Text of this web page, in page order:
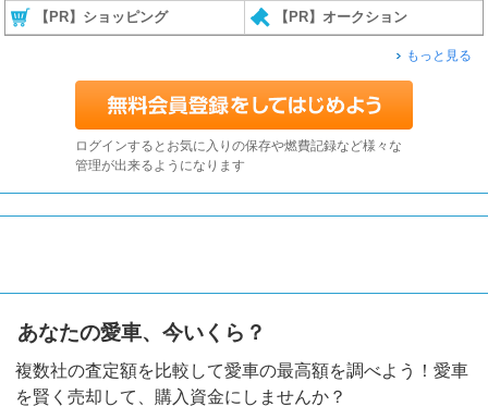
【PR】ショッピング 【PR】オークション
もっと見る
ログインするとお気に入りの保存や燃費記録など様々な
管理が出来るようになります
あなたの愛車、今いくら？
複数社の査定額を比較して愛車の最高額を調べよう！愛車
を賢く売却して、購入資金にしませんか？